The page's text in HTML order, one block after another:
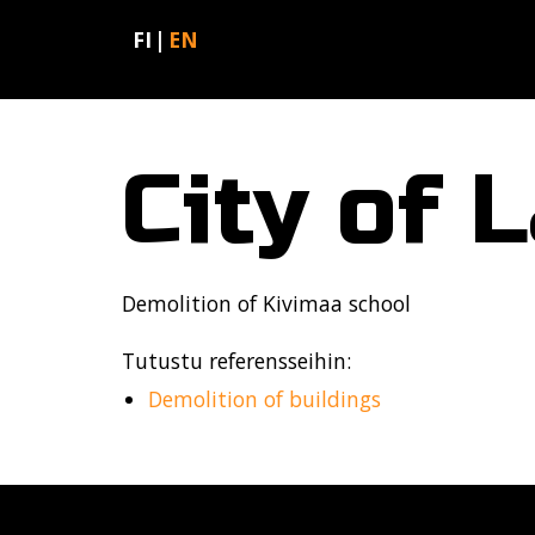
FI EN
City of
Demolition of Kivimaa school
Tutustu referensseihin:
Demolition of buildings